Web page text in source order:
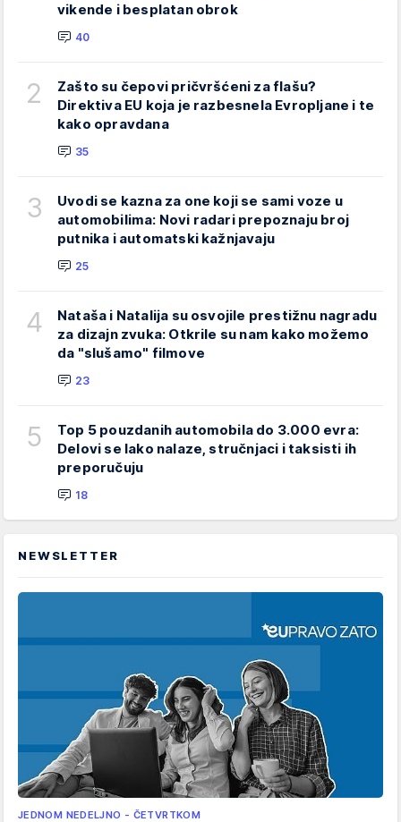
vikende i besplatan obrok
40
2
Zašto su čepovi pričvršćeni za flašu?
Direktiva EU koja je razbesnela Evropljane i te
kako opravdana
35
3
Uvodi se kazna za one koji se sami voze u
automobilima: Novi radari prepoznaju broj
putnika i automatski kažnjavaju
25
4
Nataša i Natalija su osvojile prestižnu nagradu
za dizajn zvuka: Otkrile su nam kako možemo
da "slušamo" filmove
23
5
Top 5 pouzdanih automobila do 3.000 evra:
Delovi se lako nalaze, stručnjaci i taksisti ih
preporučuju
18
NEWSLETTER
JEDNOM NEDELJNO - ČETVRTKOM